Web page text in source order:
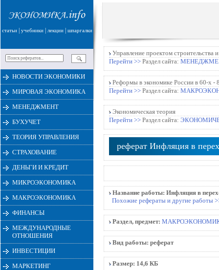
статьи| учебники| лекции| шпаргалки
НОВОСТИ ЭКОНОМИКИ
МИРОВАЯ ЭКОНОМИКА
МЕНЕДЖМЕНТ
БУХУЧЕТ
ТЕОРИЯ УПРАВЛЕНИЯ
СТРАХОВАНИЕ
ДЕНЬГИ И КРЕДИТ
МИКРОЭКОНОМИКА
МАКРОЭКОНОМИКА
ФИНАНСЫ
МЕЖДУНАРОДНЫЕ
ОТНОШЕНИЯ
ИНВЕСТИЦИИ
МАРКЕТИНГ
Управление проектом строительства
Перейти >> Раздел сайта:
Реформы в экономике России в 60-х -
Перейти >> Раздел сайта:
Экономическая теория
Перейти >> Раздел сайта:
реферат Инфляция в
Название работы: Инфляция в
Похожие рефераты и другие работы
Раздел, предмет:
Вид работы: реферат
Размер: 14,6 КБ